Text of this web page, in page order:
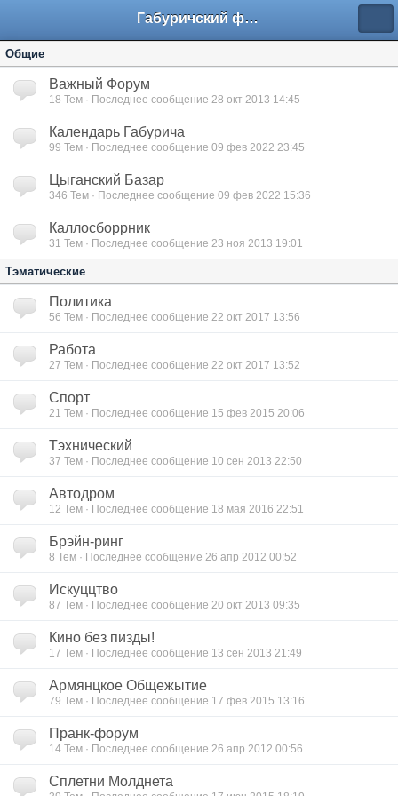
Габуричский форум
Общие
Важный Форум
18 Тем · Последнее сообщение 28 окт 2013 14:45
Календарь Габурича
99 Тем · Последнее сообщение 09 фев 2022 23:45
Цыганский Базар
346 Тем · Последнее сообщение 09 фев 2022 15:36
Каллосборрник
31 Тем · Последнее сообщение 23 ноя 2013 19:01
Тэматические
Политика
56 Тем · Последнее сообщение 22 окт 2017 13:56
Работа
27 Тем · Последнее сообщение 22 окт 2017 13:52
Спорт
21 Тем · Последнее сообщение 15 фев 2015 20:06
Тэхнический
37 Тем · Последнее сообщение 10 сен 2013 22:50
Автодром
12 Тем · Последнее сообщение 18 мая 2016 22:51
Брэйн-ринг
8 Тем · Последнее сообщение 26 апр 2012 00:52
Искуццтво
87 Тем · Последнее сообщение 20 окт 2013 09:35
Кино без пизды!
17 Тем · Последнее сообщение 13 сен 2013 21:49
Армянцкое Общежытие
79 Тем · Последнее сообщение 17 фев 2015 13:16
Пранк-форум
14 Тем · Последнее сообщение 26 апр 2012 00:56
Сплетни Молднета